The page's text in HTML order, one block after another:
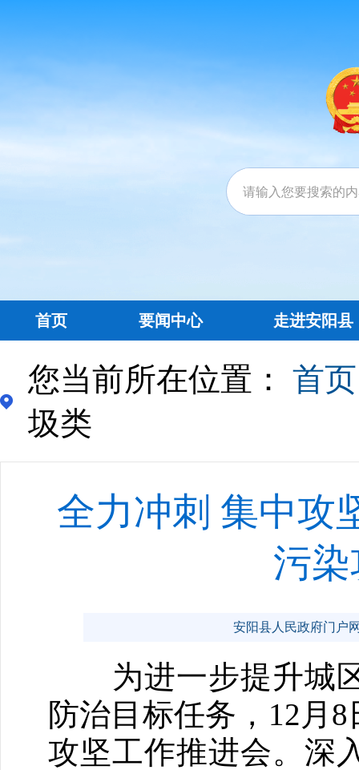
首页 要闻中心 走进安阳县
您当前所在位置： 首页
圾类
全力冲刺 集中
污
安阳县人民政府门户
为进一步提升城区
防治目标任务，12月
攻坚工作推进会。深